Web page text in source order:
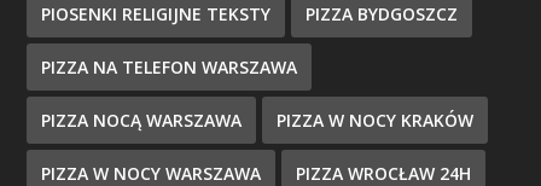
PIOSENKI RELIGIJNE TEKSTY PIZZA BYDGOSZCZ
PIZZA NA TELEFON WARSZAWA
PIZZA NOCĄ WARSZAWA PIZZA W NOCY KRAKÓW
PIZZA W NOCY WARSZAWA PIZZA WROCŁAW 24H